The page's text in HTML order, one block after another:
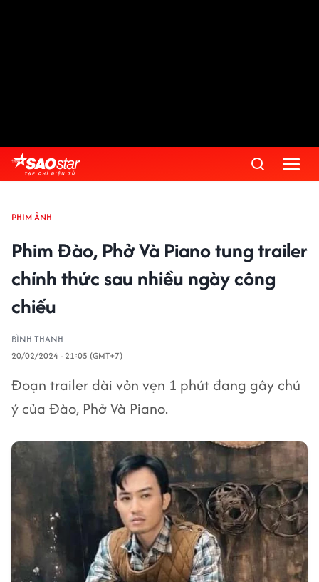
PHIM ẢNH
Phim Đào, Phở Và Piano tung trailer
chính thức sau nhiều ngày công
chiếu
BÌNH THANH
20/02/2024 - 21:05 (GMT+7)
Đoạn trailer dài vỏn vẹn 1 phút đang gây chú
ý của Đào, Phở Và Piano.